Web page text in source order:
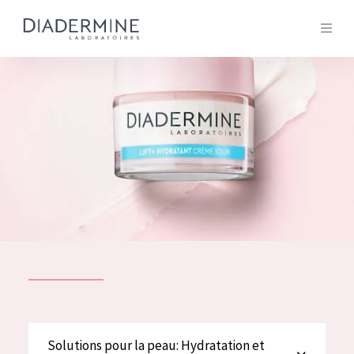
SOLUTIONS POUR LA PEAU
TOUS LES PRODUIT
Tous les Produit
Conseils Beauté
Solutions pour la peau: Hydratation et